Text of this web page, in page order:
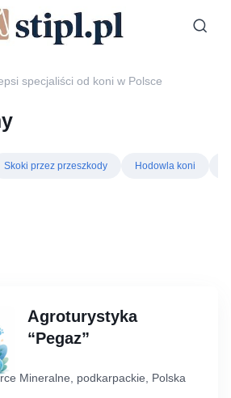
specjaliści od koni w Polsce
Skoki przez przeszkody Hodowla koni
Agroturystyka
“Pegaz”
Mineralne, podkarpackie, Polska